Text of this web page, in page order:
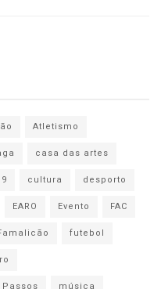
Atletismo
casa das artes
cultura
desporto
EARO Evento
FAC
futebol